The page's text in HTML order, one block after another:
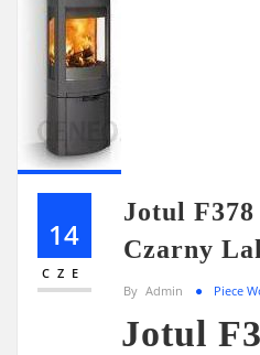
14
CZE
Jotul
Czarny
By Admin Piece
Jotul